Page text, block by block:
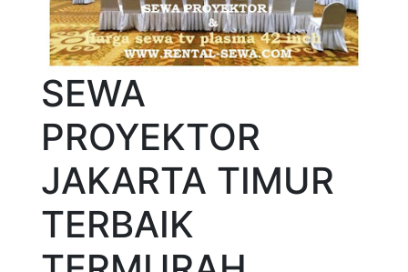
SEWA
PROYEKTOR
JAKARTA TIMUR
TERBAIK